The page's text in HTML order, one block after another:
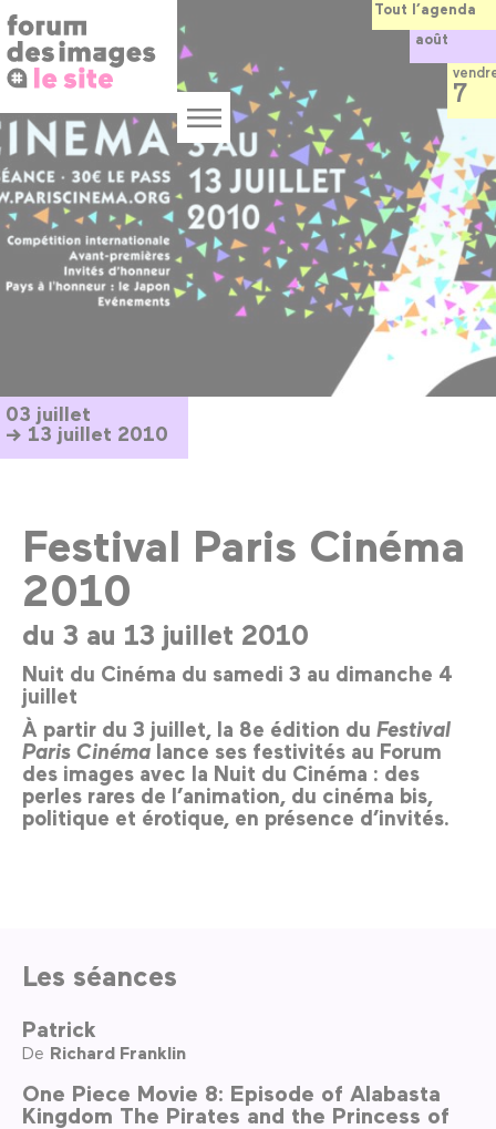
au
contenu
principal
Menu
03 juillet
→ 13 juillet 2010
Festival Paris Cinéma
2010
du 3 au 13 juillet 2010
Nuit du Cinéma du samedi 3 au dimanche 4
juillet
À partir du 3 juillet, la 8e édition du Festival
Paris Cinéma lance ses festivités au Forum
des images avec la Nuit du Cinéma : des
perles rares de l’animation, du cinéma bis,
politique et érotique, en présence d’invités.
Les séances
Patrick
De Richard Franklin
One Piece Movie 8: Episode of Alabasta
Kingdom The Pirates and the Princess of
Tout l’agenda
août
7